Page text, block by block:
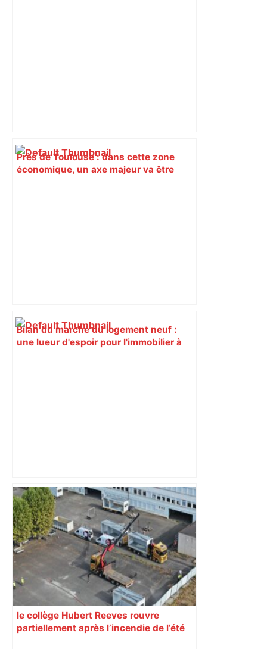
Près de Toulouse : dans cette zone
économique, un axe majeur va être
Bilan du marché du logement neuf :
une lueur d'espoir pour l'immobilier à
« Rien d'inquiétant » pour Guillaume
Restes, le gardien de Toulouse, après
sa sortie à Metz – L'Équipe
le collège Hubert Reeves rouvre
partiellement après l’incendie de l’été